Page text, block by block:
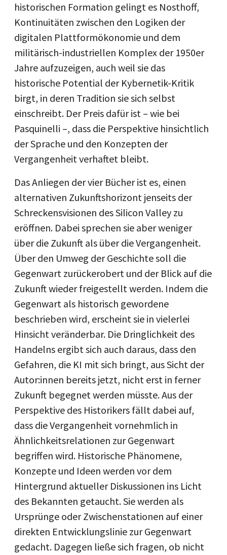
historischen Formation gelingt es Nosthoff,
Kontinuitäten zwischen den Logiken der
digitalen Plattformökonomie und dem
militärisch-industriellen Komplex der 1950er
Jahre aufzuzeigen, auch weil sie das
historische Potential der Kybernetik-Kritik
birgt, in deren Tradition sie sich selbst
einschreibt. Der Preis dafür ist – wie bei
Pasquinelli –, dass die Perspektive hinsichtlich
der Sprache und den Konzepten der
Vergangenheit verhaftet bleibt.
Das Anliegen der vier Bücher ist es, einen
alternativen Zukunftshorizont jenseits der
Schreckensvisionen des Silicon Valley zu
eröffnen. Dabei sprechen sie aber weniger
über die Zukunft als über die Vergangenheit.
Über den Umweg der Geschichte soll die
Gegenwart zurückerobert und der Blick auf die
Zukunft wieder freigestellt werden. Indem die
Gegenwart als historisch gewordene
beschrieben wird, erscheint sie in vielerlei
Hinsicht veränderbar. Die Dringlichkeit des
Handelns ergibt sich auch daraus, dass den
Gefahren, die KI mit sich bringt, aus Sicht der
Autor:innen bereits jetzt, nicht erst in ferner
Zukunft begegnet werden müsste. Aus der
Perspektive des Historikers fällt dabei auf,
dass die Vergangenheit vornehmlich in
Ähnlichkeitsrelationen zur Gegenwart
begriffen wird. Historische Phänomene,
Konzepte und Ideen werden vor dem
Hintergrund aktueller Diskussionen ins Licht
des Bekannten getaucht. Sie werden als
Ursprünge oder Zwischenstationen auf einer
direkten Entwicklungslinie zur Gegenwart
gedacht. Dagegen ließe sich fragen, ob nicht